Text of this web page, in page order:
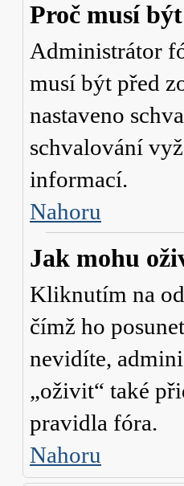
Proč musí
Administrátor
musí být před
nastaveno
schvalování
informací.
Nahoru
Jak mohu
Kliknutím na
čímž ho
nevidíte,
„oživit“ také
pravidla fóra.
Nahoru